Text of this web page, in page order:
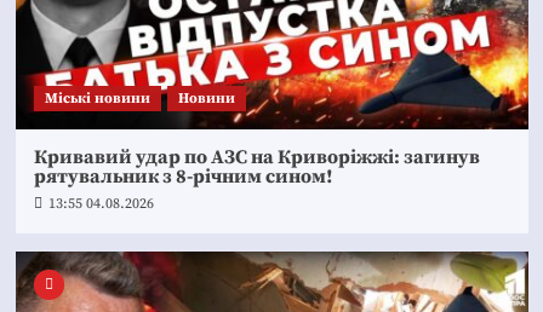
Mіські новини Новини
Кривавий удар по АЗС на Криворіжжі: загинув
рятувальник з 8-річним сином!
13:55 04.08.2026